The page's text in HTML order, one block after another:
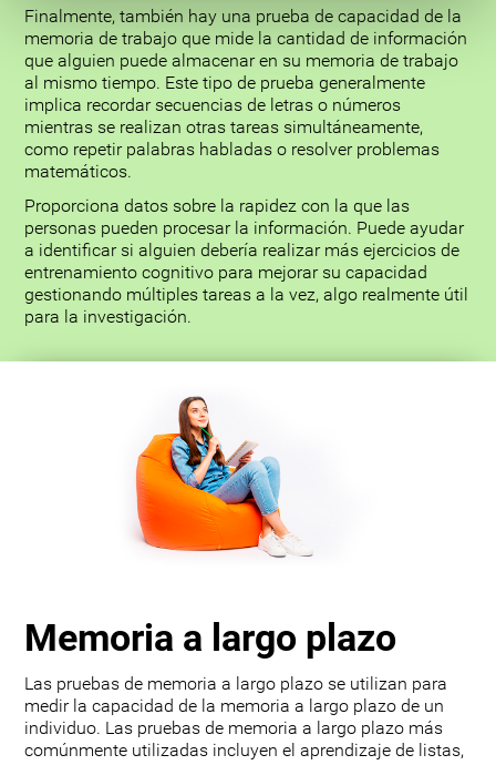
Finalmente, también hay una prueba de capacidad de la
memoria de trabajo que mide la cantidad de información
que alguien puede almacenar en su memoria de trabajo
al mismo tiempo. Este tipo de prueba generalmente
implica recordar secuencias de letras o números
mientras se realizan otras tareas simultáneamente,
como repetir palabras habladas o resolver problemas
matemáticos.
Proporciona datos sobre la rapidez con la que las
personas pueden procesar la información. Puede ayudar
a identificar si alguien debería realizar más ejercicios de
entrenamiento cognitivo para mejorar su capacidad
gestionando múltiples tareas a la vez, algo realmente útil
para la investigación.
Memoria a largo plazo
Las pruebas de memoria a largo plazo se utilizan para
medir la capacidad de la memoria a largo plazo de un
individuo. Las pruebas de memoria a largo plazo más
comúnmente utilizadas incluyen el aprendizaje de listas,